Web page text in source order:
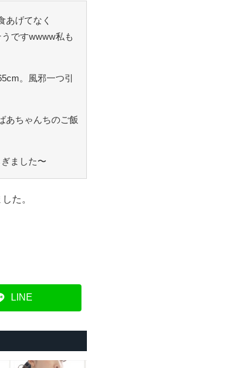
あげてなく
ですwwww私も
。風邪一つ引
あちゃんちのご飯
ました〜
た。
LINE